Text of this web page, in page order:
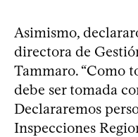
Asimismo,
directora de
Tammaro. “Como
debe ser tomada
Declararemos
Inspecciones